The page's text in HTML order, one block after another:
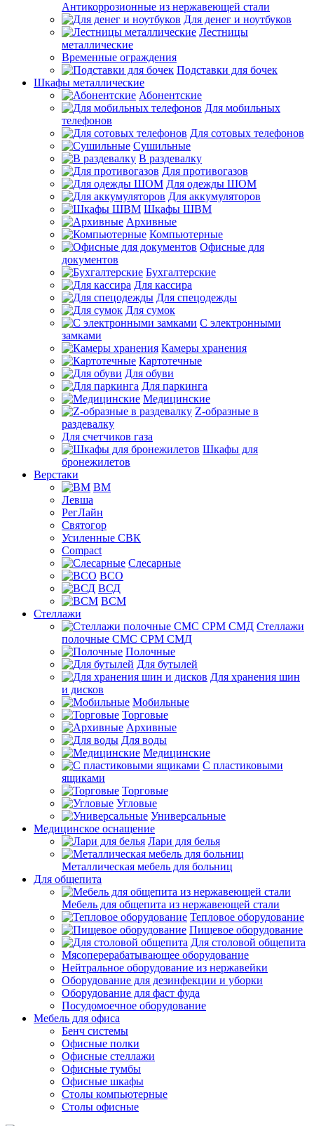
Антикоррозионные из нержавеющей стали
Для денег и ноутбуков
Лестницы
металлические
Временные ограждения
Подставки для бочек
Шкафы металлические
Абонентские
Для мобильных
телефонов
Для сотовых телефонов
Сушильные
В раздевалку
Для противогазов
Для одежды ШОМ
Для аккумуляторов
Шкафы ШВМ
Архивные
Компьютерные
Офисные для
документов
Бухгалтерские
Для кассира
Для спецодежды
Для сумок
С электронными
замками
Камеры хранения
Картотечные
Для обуви
Для паркинга
Медицинские
Z-образные в
раздевалку
Для счетчиков газа
Шкафы для
бронежилетов
Верстаки
ВМ
Левша
РегЛайн
Святогор
Усиленные СВК
Compact
Слесарные
ВСО
ВСД
ВСМ
Стеллажи
Стеллажи
полочные СМС СРМ СМД
Полочные
Для бутылей
Для хранения шин
и дисков
Мобильные
Торговые
Архивные
Для воды
Медицинские
С пластиковыми
ящиками
Торговые
Угловые
Универсальные
Медицинское оснащение
Лари для белья
Металлическая мебель для больниц
Для общепита
Мебель для общепита из нержавеющей стали
Тепловое оборудование
Пищевое оборудование
Для столовой общепита
Мясоперерабатывающее оборудование
Нейтральное оборудование из нержавейки
Оборудование для дезинфекции и уборки
Оборудование для фаст фуда
Посудомоечное оборудование
Мебель для офиса
Бенч системы
Офисные полки
Офисные стеллажи
Офисные тумбы
Офисные шкафы
Столы компьютерные
Столы офисные